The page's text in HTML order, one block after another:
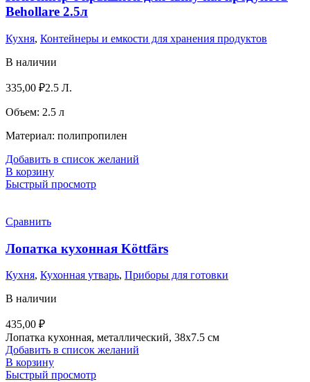
Behоllare 2.5л
Кухня, Контейнеры и емкости для хранения продуктов
В наличии
335,00 ₽2.5 Л.
Объем: 2.5 л
Материал: полипропилен
Добавить в список желаний
В корзину
Быстрый просмотр
Сравнить
Лопатка кухонная Köttfärs
Кухня, Кухонная утварь, Приборы для готовки
В наличии
435,00 ₽
Лопатка кухонная, металлический, 38х7.5 см
Добавить в список желаний
В корзину
Быстрый просмотр